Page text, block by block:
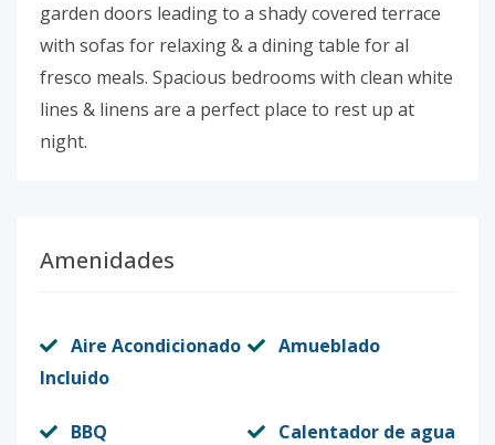
garden doors leading to a shady covered terrace
with sofas for relaxing & a dining table for al
fresco meals. Spacious bedrooms with clean white
lines & linens are a perfect place to rest up at
night.
Amenidades
Aire Acondicionado
Incluido
Amueblado
BBQ
Calentador de agua